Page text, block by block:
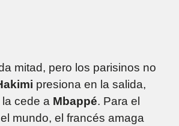
mitad, pero los parisinos no
presiona en la salida,
cede a Mbappé. Para el
mundo, el francés amaga